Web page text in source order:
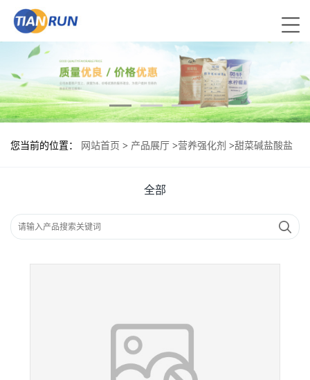
您当前的位置： 网站首页 > 产品展厅 >营养强化剂 >甜菜碱盐酸盐
全部